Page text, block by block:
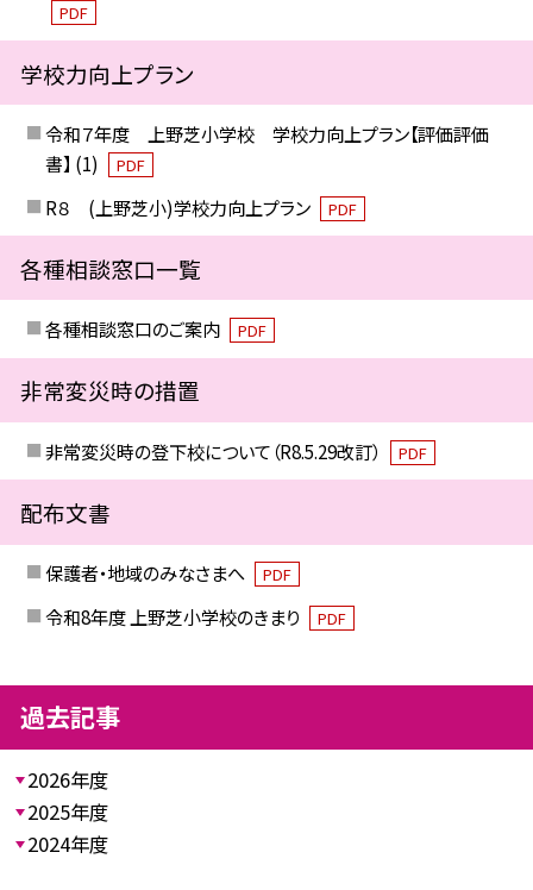
PDF
学校力向上プラン
令和７年度 上野芝小学校 学校力向上プラン【評価評価
書】 (1)
PDF
R８ (上野芝小)学校力向上プラン PDF
各種相談窓口一覧
各種相談窓口のご案内 PDF
非常変災時の措置
非常変災時の登下校について（R8.5.29改訂） PDF
配布文書
保護者・地域のみなさまへ PDF
令和8年度 上野芝小学校のきまり PDF
過去記事
2026年度
2025年度
2024年度